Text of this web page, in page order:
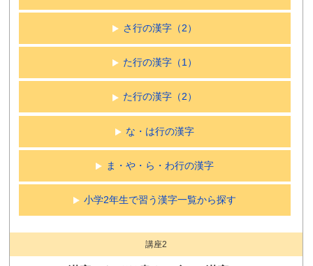
さ行の漢字（2）
た行の漢字（1）
た行の漢字（2）
な・は行の漢字
ま・や・ら・わ行の漢字
小学2年生で習う漢字一覧から探す
講座2